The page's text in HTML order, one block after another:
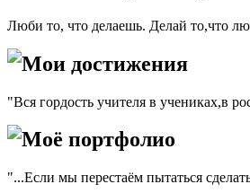
Люби то, что делаешь. Делай то,что
Мои достижения
"Вся гордость учителя в учениках,в
Моё портфолио
"...Если мы перестаём пытаться